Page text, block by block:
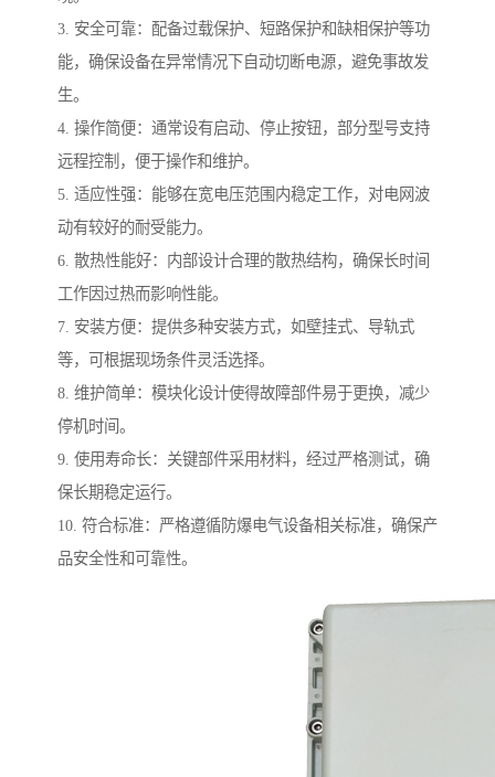
3. 安全可靠：配备过载保护、短路保护和缺相保护等功
能，确保设备在异常情况下自动切断电源，避免事故发
生。
4. 操作简便：通常设有启动、停止按钮，部分型号支持
远程控制，便于操作和维护。
5. 适应性强：能够在宽电压范围内稳定工作，对电网波
动有较好的耐受能力。
6. 散热性能好：内部设计合理的散热结构，确保长时间
工作因过热而影响性能。
7. 安装方便：提供多种安装方式，如壁挂式、导轨式
等，可根据现场条件灵活选择。
8. 维护简单：模块化设计使得故障部件易于更换，减少
停机时间。
9. 使用寿命长：关键部件采用材料，经过严格测试，确
保长期稳定运行。
10. 符合标准：严格遵循防爆电气设备相关标准，确保产
品安全性和可靠性。